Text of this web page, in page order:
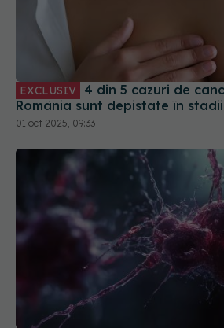
EXCLUSIV
România sunt depistate în
01 oct 2025, 09:33